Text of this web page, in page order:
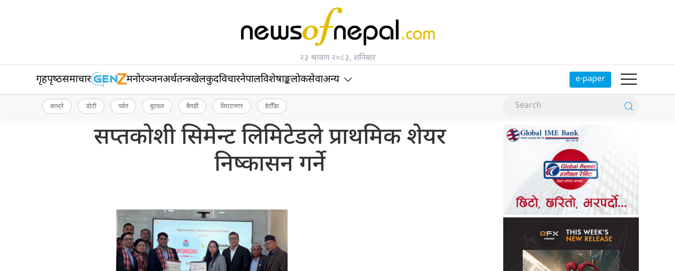
२३ श्रावण २०८३, शनिबार
गृहपृष्‍ठसमाचार मनोरञ्जनअर्थतन्त्रखेलकुदविचारनेपालविशेषाङ्कलोकसेवाअन्य e-paper
काभ्रे डोटी पर्वत बुटवल बैतडी विराटनगर हेटौँडा
सप्तकोशी सिमेन्ट लिमिटेडले प्राथमिक शेयर
निष्कासन गर्ने